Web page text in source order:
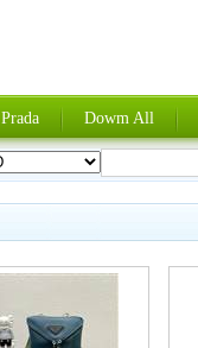
Prada Dowm All